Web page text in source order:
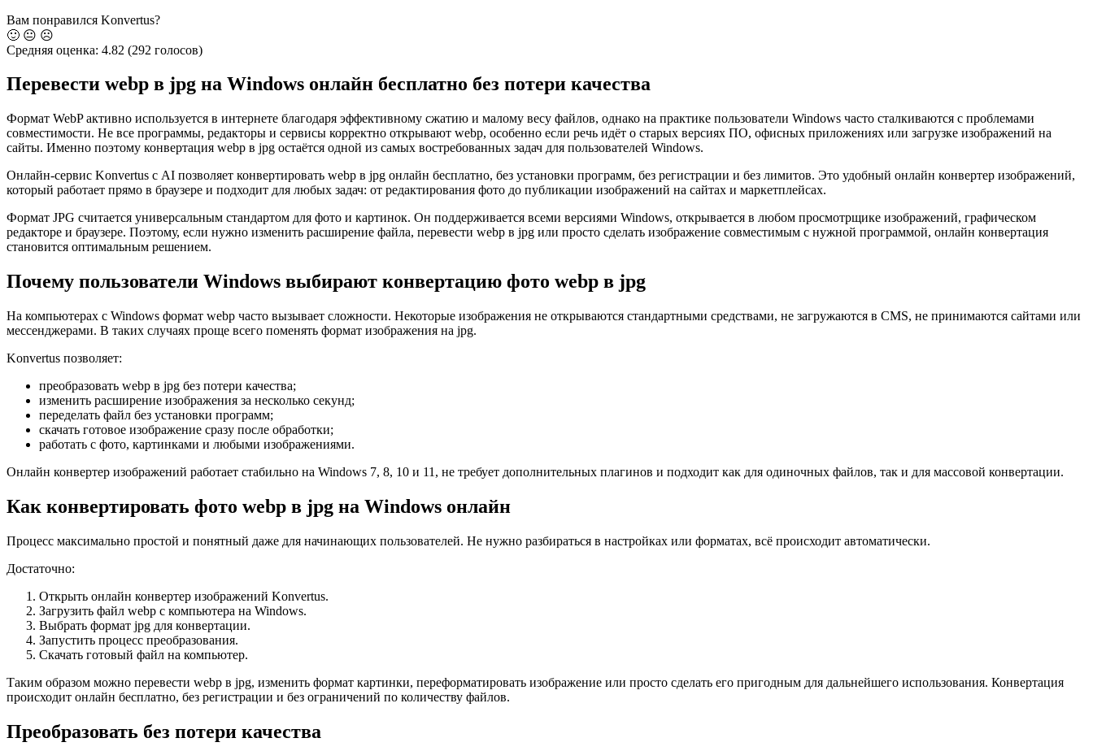
Вам понравился Konvertus?
🙂 😐 ☹️
Средняя оценка: 4.82 (292 голосов)
Перевести webp в jpg на Windows онлайн бесплатно без потери качества
Формат WebP активно используется в интернете благодаря эффективному сжатию и малому весу файлов, однако на практике пользователи Windows часто сталкиваются с проблемами
совместимости. Не все программы, редакторы и сервисы корректно открывают webp, особенно если речь идёт о старых версиях ПО, офисных приложениях или загрузке изображений на
сайты. Именно поэтому конвертация webp в jpg остаётся одной из самых востребованных задач для пользователей Windows.
Онлайн-сервис Konvertus с AI позволяет конвертировать webp в jpg онлайн бесплатно, без установки программ, без регистрации и без лимитов. Это удобный онлайн конвертер изображений,
который работает прямо в браузере и подходит для любых задач: от редактирования фото до публикации изображений на сайтах и маркетплейсах.
Формат JPG считается универсальным стандартом для фото и картинок. Он поддерживается всеми версиями Windows, открывается в любом просмотрщике изображений, графическом
редакторе и браузере. Поэтому, если нужно изменить расширение файла, перевести webp в jpg или просто сделать изображение совместимым с нужной программой, онлайн конвертация
становится оптимальным решением.
Почему пользователи Windows выбирают конвертацию фото webp в jpg
На компьютерах с Windows формат webp часто вызывает сложности. Некоторые изображения не открываются стандартными средствами, не загружаются в CMS, не принимаются сайтами или
мессенджерами. В таких случаях проще всего поменять формат изображения на jpg.
Konvertus позволяет:
преобразовать webp в jpg без потери качества;
изменить расширение изображения за несколько секунд;
переделать файл без установки программ;
скачать готовое изображение сразу после обработки;
работать с фото, картинками и любыми изображениями.
Онлайн конвертер изображений работает стабильно на Windows 7, 8, 10 и 11, не требует дополнительных плагинов и подходит как для одиночных файлов, так и для массовой конвертации.
Как конвертировать фото webp в jpg на Windows онлайн
Процесс максимально простой и понятный даже для начинающих пользователей. Не нужно разбираться в настройках или форматах, всё происходит автоматически.
Достаточно:
Открыть онлайн конвертер изображений Konvertus.
Загрузить файл webp с компьютера на Windows.
Выбрать формат jpg для конвертации.
Запустить процесс преобразования.
Скачать готовый файл на компьютер.
Таким образом можно перевести webp в jpg, изменить формат картинки, переформатировать изображение или просто сделать его пригодным для дальнейшего использования. Конвертация
происходит онлайн бесплатно, без регистрации и без ограничений по количеству файлов.
Преобразовать без потери качества